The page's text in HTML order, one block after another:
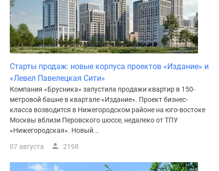
Старты продаж: новые корпуса проектов «Издание» и
«Левел Павелецкая Сити»
Компания «Брусника» запустила продажи квартир в 150-
метровой башне в квартале «Издание». Проект бизнес-
класса возводится в Нижегородском районе на юго-востоке
Москвы вблизи Перовского шоссе, недалеко от ТПУ
«Нижегородская». Новый...
07 августа 2198